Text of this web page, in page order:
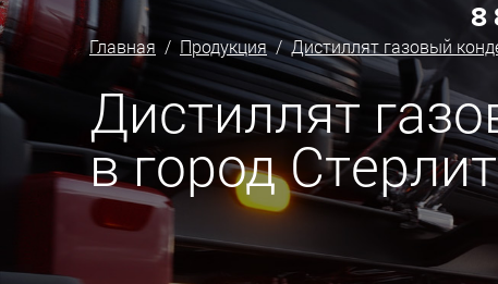
8
Главная / Продукция/Дистиллят газовый
Дистиллят
в город